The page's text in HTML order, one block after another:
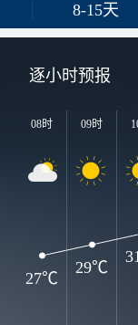
8-15天
逐小时预报
08时 09时
27℃
29℃